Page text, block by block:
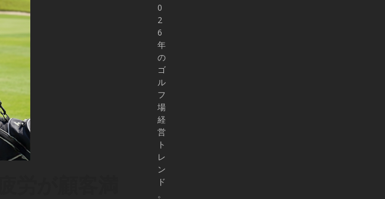
0
2
6
年
の
ゴ
ル
フ
場
経
営
ト
レ
ン
ド
。